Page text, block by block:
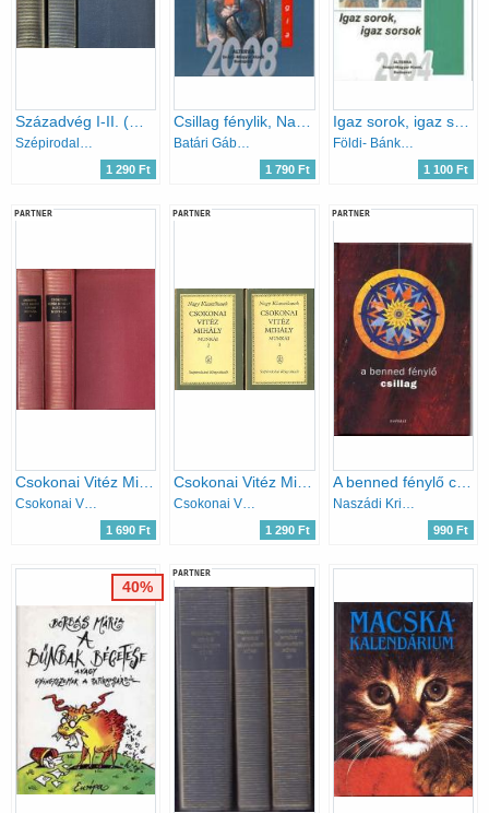
Szépirodalmi Könyvkiadó
1 290 Ft
Batári Gábor (szerk.)
1 790 Ft
Igaz sorok, igaz sorsok (antológia)
Földi- Bánk- Balatoni- Abonyi- Duval- Kántor...
1 100 Ft
PARTNER
1 690 Ft
PARTNER
1 290 Ft
PARTNER
A benned fénylő csillag
990 Ft
40%
PARTNER